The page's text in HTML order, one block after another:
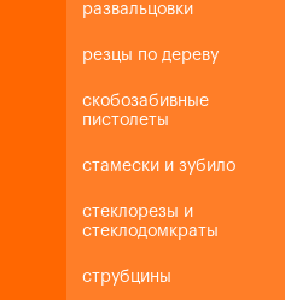
развальцовки
резцы по дереву
скобозабивные
пистолеты
стамески и зубило
стеклорезы и
стеклодомкраты
струбцины